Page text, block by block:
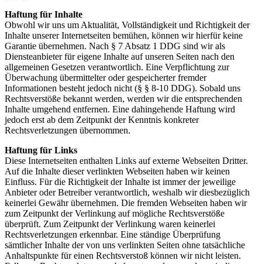
Haftung für Inhalte
Obwohl wir uns um Aktualität, Vollständigkeit und Richtigkeit der
Inhalte unserer Internetseiten bemühen, können wir hierfür keine
Garantie übernehmen. Nach § 7 Absatz 1 DDG sind wir als
Diensteanbieter für eigene Inhalte auf unseren Seiten nach den
allgemeinen Gesetzen verantwortlich. Eine Verpflichtung zur
Überwachung übermittelter oder gespeicherter fremder
Informationen besteht jedoch nicht (§ § 8-10 DDG). Sobald uns
Rechtsverstöße bekannt werden, werden wir die entsprechenden
Inhalte umgehend entfernen. Eine dahingehende Haftung wird
jedoch erst ab dem Zeitpunkt der Kenntnis konkreter
Rechtsverletzungen übernommen.
Haftung für Links
Diese Internetseiten enthalten Links auf externe Webseiten Dritter.
Auf die Inhalte dieser verlinkten Webseiten haben wir keinen
Einfluss. Für die Richtigkeit der Inhalte ist immer der jeweilige
Anbieter oder Betreiber verantwortlich, weshalb wir diesbezüglich
keinerlei Gewähr übernehmen. Die fremden Webseiten haben wir
zum Zeitpunkt der Verlinkung auf mögliche Rechtsverstöße
überprüft. Zum Zeitpunkt der Verlinkung waren keinerlei
Rechtsverletzungen erkennbar. Eine ständige Überprüfung
sämtlicher Inhalte der von uns verlinkten Seiten ohne tatsächliche
Anhaltspunkte für einen Rechtsverstoß können wir nicht leisten.